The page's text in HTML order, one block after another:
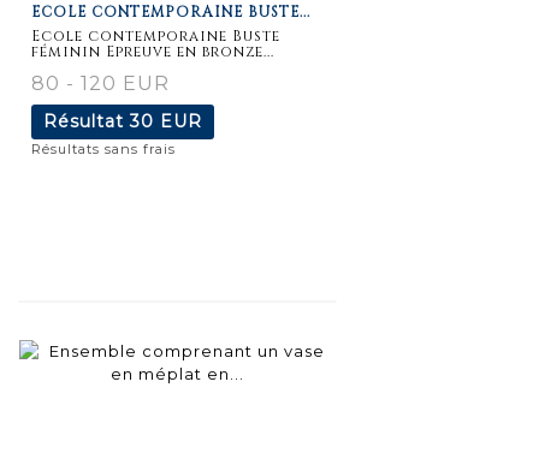
ECOLE CONTEMPORAINE BUSTE...
Ecole contemporaine Buste
féminin Epreuve en bronze...
80 - 120 EUR
Résultat30 EUR
Résultats sans frais